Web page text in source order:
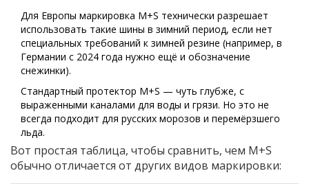
Для Европы маркировка M+S технически разрешает
использовать такие шины в зимний период, если нет
специальных требований к зимней резине (например, в
Германии с 2024 года нужно ещё и обозначение
снежинки).
Стандартный протектор M+S — чуть глубже, с
выраженными каналами для воды и грязи. Но это не
всегда подходит для русских морозов и перемёрзшего
льда.
Вот простая таблица, чтобы сравнить, чем M+S
обычно отличается от других видов маркировки: